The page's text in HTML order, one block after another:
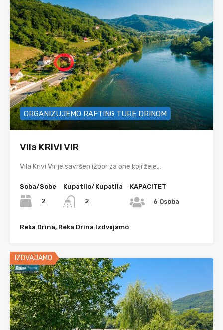
ORGANIZUJEMO RAFTING TURE DRINOM
Vila KRIVI VIR
Vila Krivi Vir je savršen izbor za one koji žele…
Soba/Sobe
2
Kupatilo/Kupatila
2
KAPACITET
6 Osoba
Reka Drina, Reka Drina Izdvajamo
IZDVAJAMO